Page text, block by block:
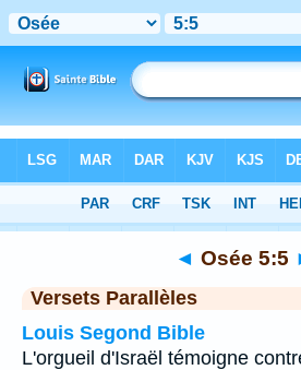
Chapitre 5> Verset 5
◄ Osée 5:5
Versets Parallèles
Louis Segond Bible
L'orgueil d'Israël témoigne